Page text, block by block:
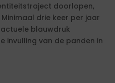
doorlopen,
drie keer per jaar
blauwdruk
invulling van de panden in